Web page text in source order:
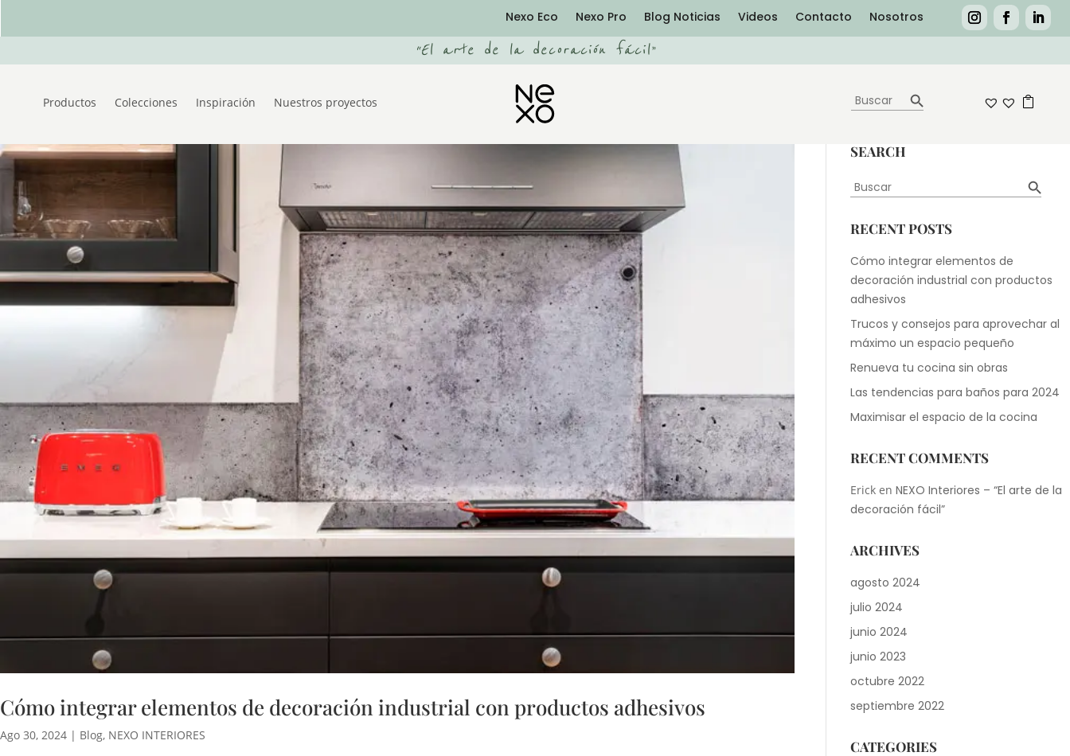
Nexo Eco Nexo Pro Blog Noticias Videos Contacto Nosotros
“El arte de la decoración fácil”
Productos Colecciones Inspiración Nuestros proyectos
Cómo integrar elementos de decoración industrial con productos adhesivos
Ago 30, 2024 | Blog, NEXO INTERIORES
SEARCH
RECENT POSTS
Cómo integrar elementos de
decoración industrial con productos
adhesivos
Trucos y consejos para aprovechar al
máximo un espacio pequeño
Renueva tu cocina sin obras
Las tendencias para baños para 2024
Maximisar el espacio de la cocina
RECENT COMMENTS
Erick enNEXO Interiores – “El arte de la
decoración fácil”
ARCHIVES
agosto 2024
julio 2024
junio 2024
junio 2023
octubre 2022
septiembre 2022
CATEGORIES